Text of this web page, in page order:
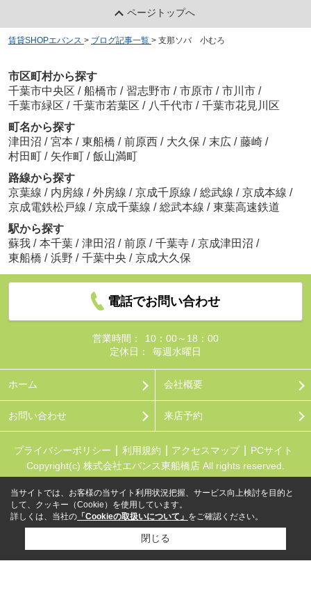
ページトップへ
賃貸SHOPエバンス > ブログ記事一覧 > 支那ソバ 小むろ
市区町村から探す
千葉市中央区 / 船橋市 / 習志野市 / 市原市 / 市川市 /
千葉市緑区 / 千葉市若葉区 / 八千代市 / 千葉市花見川区
町名から探す
津田沼 / 宮本 / 東船橋 / 前原西 / 大久保 / 末広 / 藤崎 /
村田町 / 矢作町 / 飯山満町
路線から探す
京葉線 / 内房線 / 外房線 / 京成千原線 / 総武線 / 京成本線 /
京成電鉄松戸線 / 京成千葉線 / 総武本線 / 東葉高速鉄道
駅から探す
蘇我 / 本千葉 / 津田沼 / 前原 / 千葉寺 / 京成津田沼 /
東船橋 / 浜野 / 千葉中央 / 京成大久保
電話でお問い合わせ
営業時間：
10：00～18：00
定休日：
毎週水曜日
ホーム 会社概要
お問い合わせ 来店予約
プライバシーポリシー 利用規約 アクセスマップ
PCサイト
Copyright(c) 株式会社エバンス東船橋店 All rights reserved.
当サイトでは、お客様の当サイト利用状況把握、サービス向上検討を目的と
して、クッキー（Cookie）を使用しています。
詳しくは、当社の 「Cookieの取扱いについて」 をご確認ください。
閉じる